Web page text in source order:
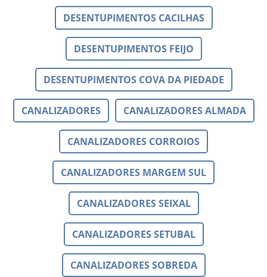
DESENTUPIMENTOS CACILHAS
DESENTUPIMENTOS FEIJO
DESENTUPIMENTOS COVA DA PIEDADE
CANALIZADORES CANALIZADORES ALMADA
CANALIZADORES CORROIOS
CANALIZADORES MARGEM SUL
CANALIZADORES SEIXAL
CANALIZADORES SETUBAL
CANALIZADORES SOBREDA